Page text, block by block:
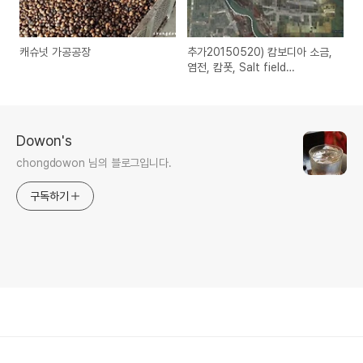
캐슈넛 가공공장
추가20150520) 캄보디아 소금,
염전, 캄폿, Salt field
Dowon's
chongdowon 님의 블로그입니다.
구독하기